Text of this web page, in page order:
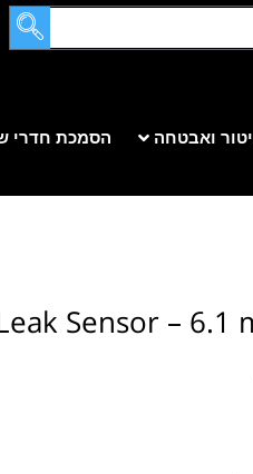
ואבטחה הסמכת חדרי
Sensor – 6.1